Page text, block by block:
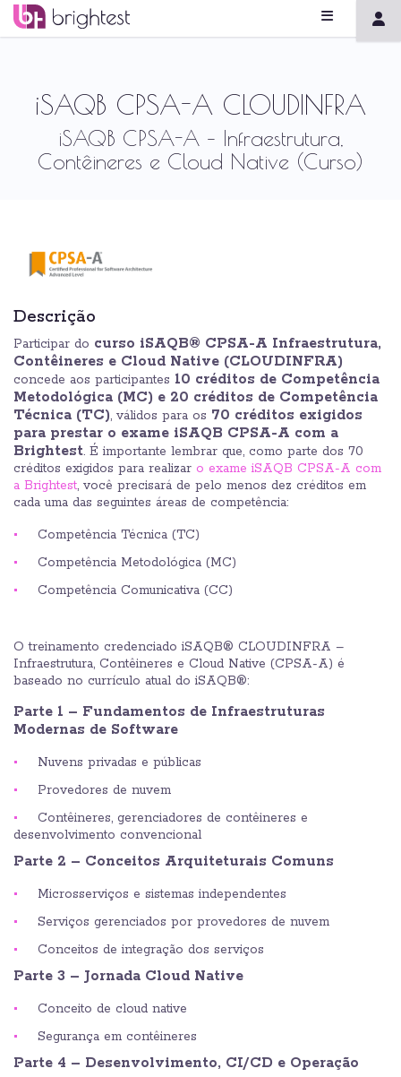
iSAQB CPSA-A CLOUDINFRA
iSAQB CPSA-A – Infraestrutura,
Contêineres e Cloud Native (Curso)
Descrição
Participar do curso iSAQB® CPSA-A Infraestrutura,
Contêineres e Cloud Native (CLOUDINFRA)
concede aos participantes 10 créditos de Competência
Metodológica (MC) e 20 créditos de Competência
Técnica (TC), válidos para os 70 créditos exigidos
para prestar o exame iSAQB CPSA-A com a
Brightest. É importante lembrar que, como parte dos 70
créditos exigidos para realizar o exame iSAQB CPSA-A com
a Brightest, você precisará de pelo menos dez créditos em
cada uma das seguintes áreas de competência:
Competência Técnica (TC)
Competência Metodológica (MC)
Competência Comunicativa (CC)
O treinamento credenciado iSAQB® CLOUDINFRA –
Infraestrutura, Contêineres e Cloud Native (CPSA-A) é
baseado no currículo atual do iSAQB®:
Parte 1 – Fundamentos de Infraestruturas
Modernas de Software
Nuvens privadas e públicas
Provedores de nuvem
Contêineres, gerenciadores de contêineres e
desenvolvimento convencional
Parte 2 – Conceitos Arquiteturais Comuns
Microsserviços e sistemas independentes
Serviços gerenciados por provedores de nuvem
Conceitos de integração dos serviços
Parte 3 – Jornada Cloud Native
Conceito de cloud native
Segurança em contêineres
Parte 4 – Desenvolvimento, CI/CD e Operação